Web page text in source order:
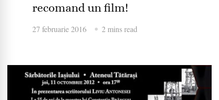
recomand un film!
27 februarie 2016 2 mins read